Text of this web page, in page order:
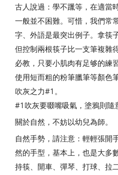
古人說過：學不躐等，在適當
一般並不困難。可惜，我們常
字、外語是最突出例子。拿筷
但控制兩根筷子比一支筆複雜
必教，只要小肌肉有足够的練
使用短而粗的粉筆臘筆等顏色
吹灰之力#1。
#1吹灰要啜嘴吸氣，塗鴉則隨
關於自然，不妨以幼兒為師。
自然手勢，請注意：輕輕張開
然的手型，基本上，也是大多
持筷、開車、彈琴、打球、拉